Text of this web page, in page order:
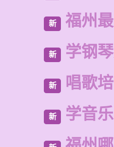
新 福州
新 学钢
新 唱歌
新 学音